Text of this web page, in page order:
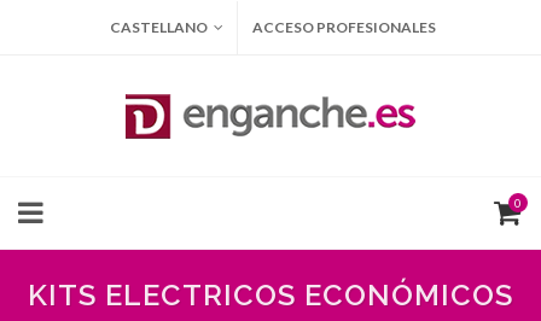
CASTELLANO ACCESO PROFESIONALES
0
KITS ELECTRICOS ECONÓMICOS